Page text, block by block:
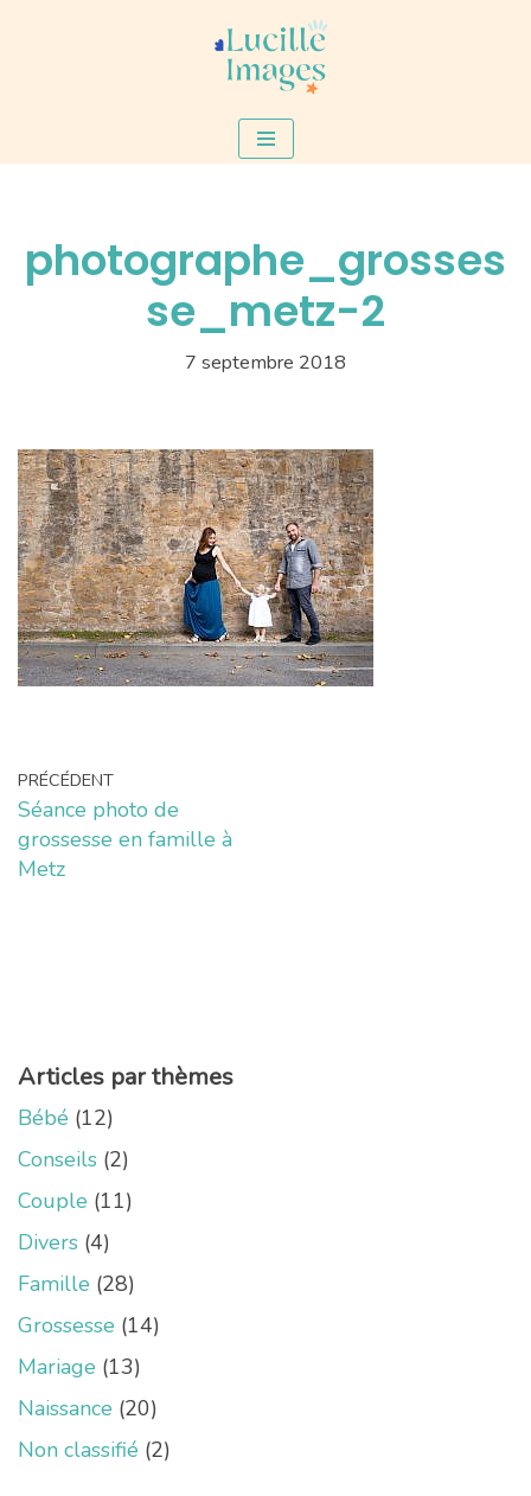
photographe_grosses
se_metz-2
7 septembre 2018
PRÉCÉDENT
Séance photo de
grossesse en famille à
Metz
Articles par thèmes
Bébé (12)
Conseils (2)
Couple (11)
Divers (4)
Famille (28)
Grossesse (14)
Mariage (13)
Naissance (20)
Non classifié (2)